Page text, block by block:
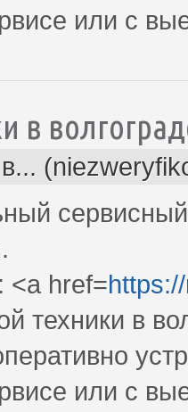
или с
в
<a href=
техники в
или с